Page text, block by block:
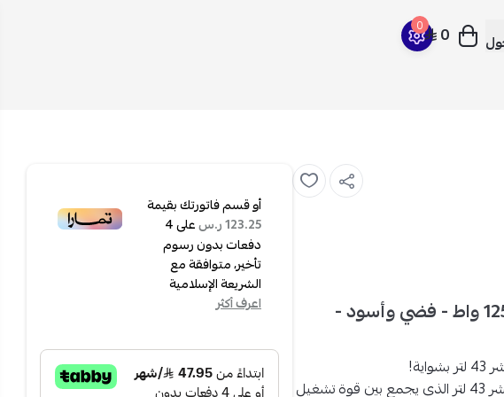
0 0
فيشر ميكرويف مع شواية 43 لتر 1250 واط - فضي وأسود -
الذي يجمع بين قوة تشغيل
أو قسم فاتورتك بقيمة
123.25 ر.س على4
دفعات بدون رسوم
تأخير، متوافقة مع
الشريعة الإسلامية
اعرف أكثر